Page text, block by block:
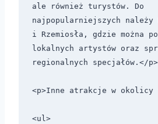
ale również turystów. Do
najpopularniejszych
i Rzemiosła, gdzie można
lokalnych artystów oraz
regionalnych specjałów.</p>
<p>Inne atrakcje w okolicy
<ul>